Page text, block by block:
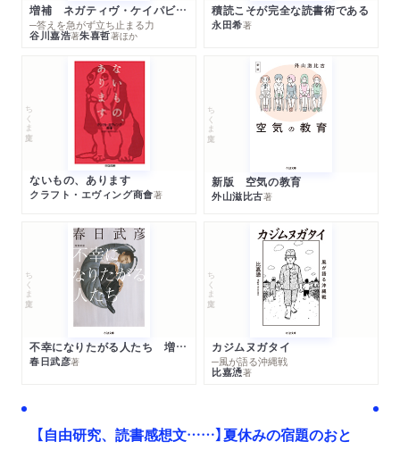
増補 ネガティヴ・ケイパビリティで生きる
─答えを急がず立ち止まる力
谷川嘉浩著朱喜哲著ほか
積読こそが完全な読書術である
永田希著
ちくま文庫
ないもの、あります
クラフト・エヴィング商會著
ちくま文庫
新版 空気の教育
外山滋比古著
ちくま文庫
不幸になりたがる人たち 増補新版
春日武彦著
ちくま文庫
カジムヌガタイ
─風が語る沖縄戦
比嘉慂著
【自由研究、読書感想文……】夏休みの宿題のおと